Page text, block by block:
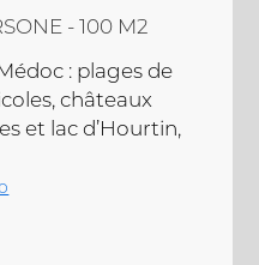
- 100 M2
: plages de
châteaux
et lac d’Hourtin,